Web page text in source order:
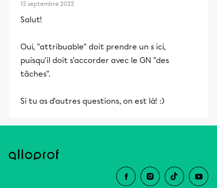
12 septembre 2022
Salut!
Oui, "attribuable" doit prendre un s ici,
puisqu'il doit s'accorder avec le GN "des
tâches".
Si tu as d'autres questions, on est là! :)